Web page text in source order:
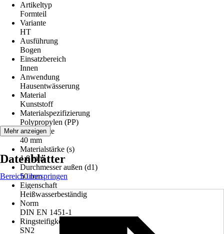
Artikeltyp
Formteil
Variante
HT
Ausführung
Bogen
Einsatzbereich
Innen
Anwendung
Hausentwässerung
Material
Kunststoff
Materialspezifizierung
Polypropylen (PP)
Nennweite
40 mm
Materialstärke (s)
1,8 mm
Durchmesser außen (d1)
50 mm
Eigenschaft
Heißwasserbeständig
Norm
DIN EN 1451-1
Ringsteifigkeit
SN2
Mehr anzeigen
Datenblätter
Bereich überspringen